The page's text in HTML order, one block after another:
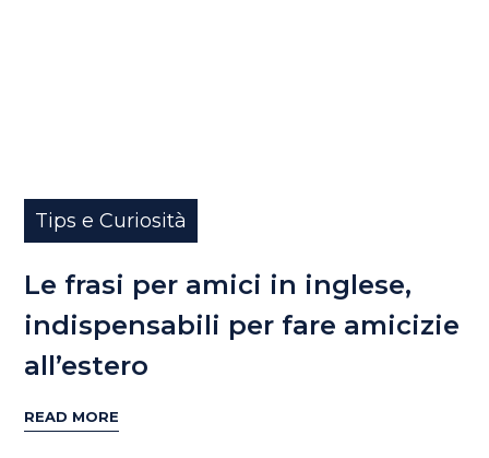
Tips e Curiosità
Le frasi per amici in inglese,
indispensabili per fare amicizie
all’estero
READ MORE